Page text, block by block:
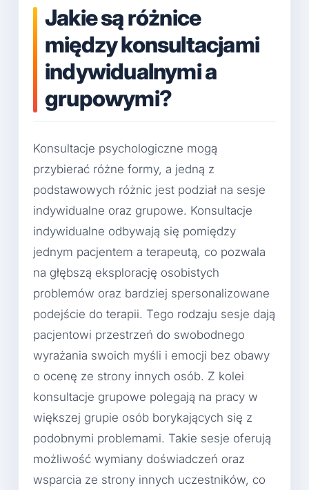
Jakie są różnice
między konsultacjami
indywidualnymi a
grupowymi?
Konsultacje psychologiczne mogą
przybierać różne formy, a jedną z
podstawowych różnic jest podział na sesje
indywidualne oraz grupowe. Konsultacje
indywidualne odbywają się pomiędzy
jednym pacjentem a terapeutą, co pozwala
na głębszą eksplorację osobistych
problemów oraz bardziej spersonalizowane
podejście do terapii. Tego rodzaju sesje dają
pacjentowi przestrzeń do swobodnego
wyrażania swoich myśli i emocji bez obawy
o ocenę ze strony innych osób. Z kolei
konsultacje grupowe polegają na pracy w
większej grupie osób borykających się z
podobnymi problemami. Takie sesje oferują
możliwość wymiany doświadczeń oraz
wsparcia ze strony innych uczestników, co